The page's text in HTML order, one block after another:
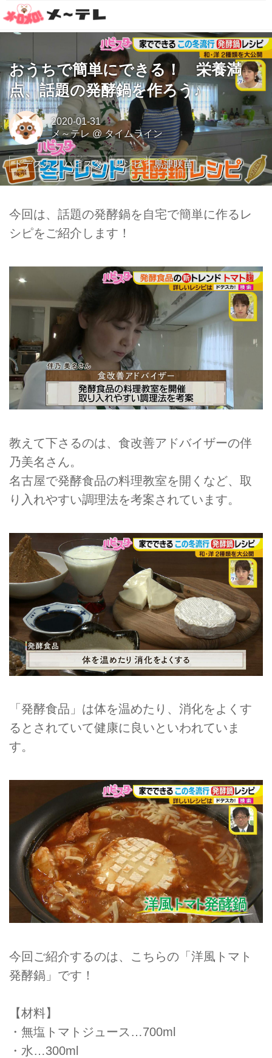
おうちで簡単にできる！ 栄養満
点、話題の発酵鍋を作ろう♪
2020-01-31
メ～テレ @タイムライン
ドデスカ ハピスタ レシピ 島津咲苗
今回は、話題の発酵鍋を自宅で簡単に作るレ
シピをご紹介します！
教えて下さるのは、食改善アドバイザーの伴
乃美名さん。
名古屋で発酵食品の料理教室を開くなど、取
り入れやすい調理法を考案されています。
「発酵食品」は体を温めたり、消化をよくす
るとされていて健康に良いといわれていま
す。
今回ご紹介するのは、こちらの「洋風トマト
発酵鍋」です！
【材料】
・無塩トマトジュース…700ml
・水…300ml